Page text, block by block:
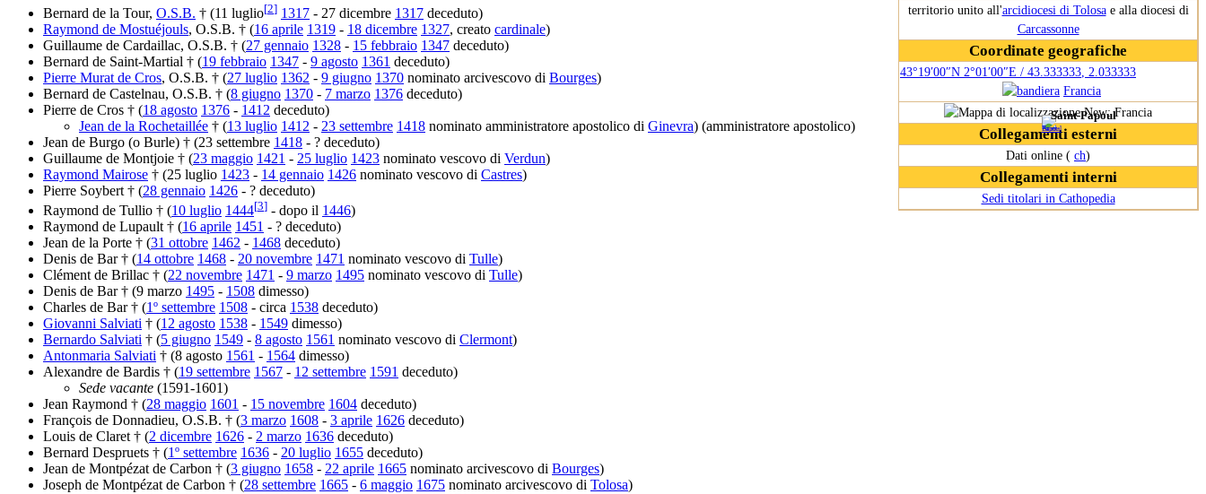
territorio unito all'arcidiocesi di Tolosae alla diocesi di
Carcassonne
Coordinate geografiche
43°19′00″N 2°01′00″E / 43.333333, 2.033333
Francia
Saint-Papoul
Collegamenti esterni
Dati online ( ch)
Collegamenti interni
Sedi titolari in Cathopedia
Bernard de la Tour, O.S.B. † (11 luglio[2] 1317 - 27 dicembre 1317 deceduto)
Raymond de Mostuéjouls, O.S.B. † (16 aprile 1319 - 18 dicembre 1327, creato cardinale)
Guillaume de Cardaillac, O.S.B. † (27 gennaio 1328 - 15 febbraio 1347 deceduto)
Bernard de Saint-Martial † (19 febbraio 1347 - 9 agosto 1361 deceduto)
Pierre Murat de Cros, O.S.B. † (27 luglio 1362 - 9 giugno 1370 nominato arcivescovo di Bourges)
Bernard de Castelnau, O.S.B. † (8 giugno 1370 - 7 marzo 1376 deceduto)
Pierre de Cros † (18 agosto 1376 - 1412 deceduto)
Jean de la Rochetaillée † (13 luglio 1412 - 23 settembre 1418 nominato amministratore apostolico di Ginevra) (amministratore apostolico)
Jean de Burgo (o Burle) † (23 settembre 1418 - ? deceduto)
Guillaume de Montjoie † (23 maggio 1421 - 25 luglio 1423 nominato vescovo di Verdun)
Raymond Mairose † (25 luglio 1423 - 14 gennaio 1426 nominato vescovo di Castres)
Pierre Soybert † (28 gennaio 1426 - ? deceduto)
Raymond de Tullio † (10 luglio 1444[3] - dopo il 1446)
Raymond de Lupault † (16 aprile 1451 - ? deceduto)
Jean de la Porte † (31 ottobre 1462 - 1468 deceduto)
Denis de Bar † (14 ottobre 1468 - 20 novembre 1471 nominato vescovo di Tulle)
Clément de Brillac † (22 novembre 1471 - 9 marzo 1495 nominato vescovo di Tulle)
Denis de Bar † (9 marzo 1495 - 1508 dimesso)
Charles de Bar † (1º settembre 1508 - circa 1538 deceduto)
Giovanni Salviati † (12 agosto 1538 - 1549 dimesso)
Bernardo Salviati † (5 giugno 1549 - 8 agosto 1561 nominato vescovo di Clermont)
Antonmaria Salviati † (8 agosto 1561 - 1564 dimesso)
Alexandre de Bardis † (19 settembre 1567 - 12 settembre 1591 deceduto)
Sede vacante (1591-1601)
Jean Raymond † (28 maggio 1601 - 15 novembre 1604 deceduto)
François de Donnadieu, O.S.B. † (3 marzo 1608 - 3 aprile 1626 deceduto)
Louis de Claret † (2 dicembre 1626 - 2 marzo 1636 deceduto)
Bernard Despruets † (1º settembre 1636 - 20 luglio 1655 deceduto)
Jean de Montpézat de Carbon † (3 giugno 1658 - 22 aprile 1665 nominato arcivescovo di Bourges)
Joseph de Montpézat de Carbon † (28 settembre 1665 - 6 maggio 1675 nominato arcivescovo di Tolosa)